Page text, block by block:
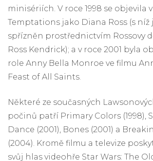
minisériích. V roce 1998 se objevila
Temptations jako Diana Ross (s níž
spřízněn prostřednictvím Rossovy
Ross Kendrick); a v roce 2001 byla
role Anny Bella Monroe ve filmu
Feast of All Saints.
Některé ze současných
počinů patří Primary Colors (1998),
Dance (2001), Bones (2001) a
(2004). Kromě filmu a televize
svůj hlas videohře Star Wars: The